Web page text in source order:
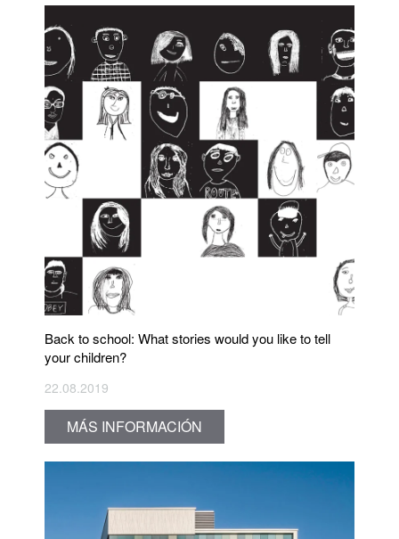
Back to school: What stories would you like to tell
your children?
22.08.2019
MÁS INFORMACIÓN